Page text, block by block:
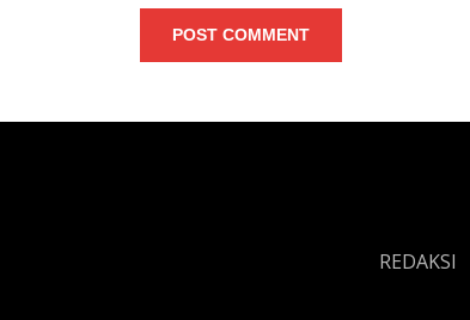
POST COMMENT
REDAKSI